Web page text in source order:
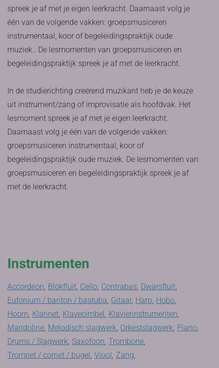
spreek je af met je eigen leerkracht. Daarnaast volg je
één van de volgende vakken: groepsmusiceren
instrumentaal, koor of begeleidingspraktijk oude
muziek.. De lesmomenten van groepsmusiceren en
begeleidingspraktijk spreek je af met de leerkracht.
In de studierichting creërend muzikant heb je de keuze
uit instrument/zang of improvisatie als hoofdvak. Het
lesmoment spreek je af met je eigen leerkracht.
Daarnaast volg je één van de volgende vakken:
groepsmusiceren instrumentaal, koor of
begeleidingspraktijk oude muziek. De lesmomenten van
groepsmusiceren en begeleidingspraktijk spreek je af
met de leerkracht.
Instrumenten
Accordeon, Blokfluit, Cello, Contrabas, Dwarsfluit,
Eufonium / bariton / bastuba, Gitaar, Harp, Hobo,
Hoorn, Klarinet, Klavecimbel, Klavierinstrumenten,
Mandoline, Melodisch slagwerk, Orkestslagwerk, Piano,
Drums / Slagwerk, Saxofoon, Trombone,
Trompet / cornet / bugel, Viool, Zang,